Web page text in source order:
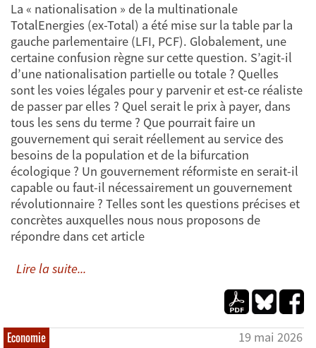
La « nationalisation » de la multinationale
TotalEnergies (ex-Total) a été mise sur la table par la
gauche parlementaire (LFI, PCF). Globalement, une
certaine confusion règne sur cette question. S’agit-il
d’une nationalisation partielle ou totale ? Quelles
sont les voies légales pour y parvenir et est-ce réaliste
de passer par elles ? Quel serait le prix à payer, dans
tous les sens du terme ? Que pourrait faire un
gouvernement qui serait réellement au service des
besoins de la population et de la bifurcation
écologique ? Un gouvernement réformiste en serait-il
capable ou faut-il nécessairement un gouvernement
révolutionnaire ? Telles sont les questions précises et
concrètes auxquelles nous nous proposons de
répondre dans cet article
Lire la suite...
Economie 19 mai 2026